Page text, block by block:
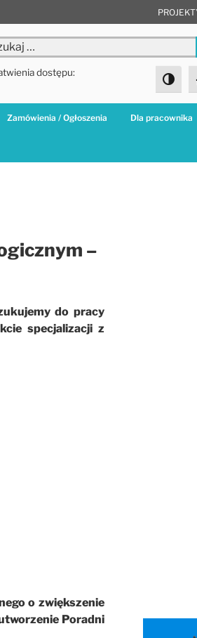
dostępu:
Toggle
Zamówienia / Ogłoszenia Dla pracownika
–
do pracy
specjalizacji z
o zwiększenie
Poradni